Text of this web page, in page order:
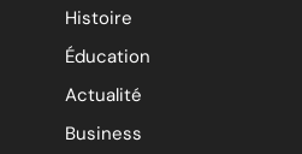
Histoire
Éducation
Actualité
Business